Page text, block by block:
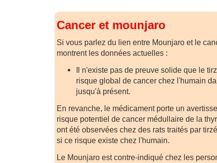
Cancer et mounjaro
Si vous parlez du lien entre Mounjaro et le
montrent les données actuelles :
Il n'existe pas de preuve solide que le
risque global de cancer chez l'humain
jusqu'à présent.
En revanche, le médicament porte un
risque potentiel de cancer médullaire de la
ont été observées chez des rats traités par
si ce risque existe chez l'humain.
Le Mounjaro est contre-indiqué chez les